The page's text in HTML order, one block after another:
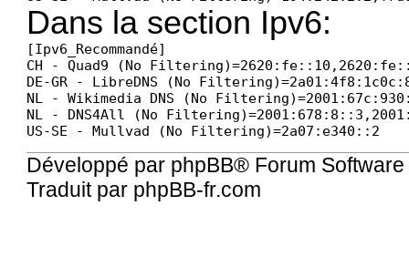
Dans la section Ipv6:
[Ipv6_Recommandé]
CH - Quad9 (No
DE-GR - LibreDNS (No
NL - Wikimedia DNS (No
NL - DNS4All (No
US-SE - Mullvad (No Filtering)=2a07:e340::2
Développé par phpBB® Forum
Traduit par phpBB-fr.com